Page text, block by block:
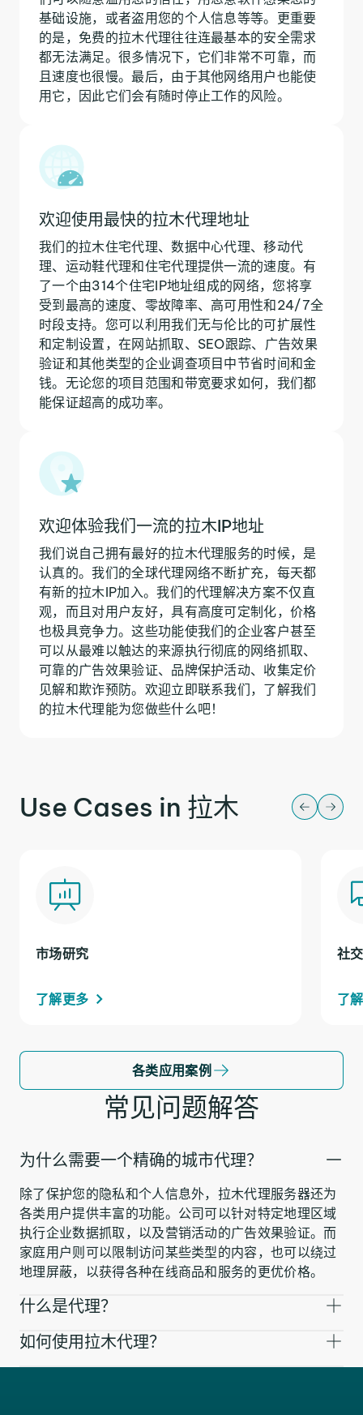
基础设施，或者盗用您的个人信息等等。更重要
的是，免费的拉木代理往往连最基本的安全需求
都无法满足。很多情况下，它们非常不可靠，而
且速度也很慢。最后，由于其他网络用户也能使
用它，因此它们会有随时停止工作的风险。
欢迎使用最快的拉木代理地址
我们的拉木住宅代理、数据中心代理、移动代
理、运动鞋代理和住宅代理提供一流的速度。有
了一个由314个住宅IP地址组成的网络，您将享
受到最高的速度、零故障率、高可用性和24/7全
时段支持。您可以利用我们无与伦比的可扩展性
和定制设置，在网站抓取、SEO跟踪、广告效果
验证和其他类型的企业调查项目中节省时间和金
钱。无论您的项目范围和带宽要求如何，我们都
能保证超高的成功率。
欢迎体验我们一流的拉木IP地址
我们说自己拥有最好的拉木代理服务的时候，是
认真的。我们的全球代理网络不断扩充，每天都
有新的拉木IP加入。我们的代理解决方案不仅直
观，而且对用户友好，具有高度可定制化，价格
也极具竞争力。这些功能使我们的企业客户甚至
可以从最难以触达的来源执行彻底的网络抓取、
可靠的广告效果验证、品牌保护活动、收集定价
见解和欺诈预防。欢迎立即联系我们，了解我们
的拉木代理能为您做些什么吧！
Use Cases in 拉木
市场研究
了解更多
社
了
各类应用案例
常见问题解答
为什么需要一个精确的城市代理？
除了保护您的隐私和个人信息外，拉木代理服务器还为
各类用户提供丰富的功能。公司可以针对特定地理区域
执行企业数据抓取，以及营销活动的广告效果验证。而
家庭用户则可以限制访问某些类型的内容，也可以绕过
地理屏蔽，以获得各种在线商品和服务的更优价格。
什么是代理？
如何使用拉木代理？